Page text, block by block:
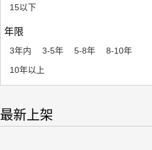
15以下
年限
3年内 3-5年 5-8年
8-10年
10年以上
最新上架